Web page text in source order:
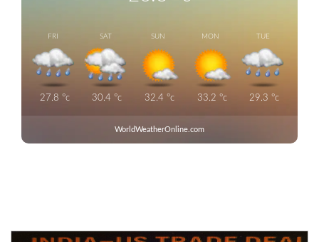
FRI
27.8 °c
SAT
30.4 °c
SUN
32.4 °c
MON
33.2 °c
TUE
29.3 °c
WorldWeatherOnline.com